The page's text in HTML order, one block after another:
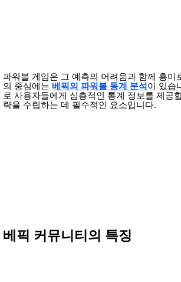
파워볼 게임은 그 예측의 어려움과 함께 흥미
의 중심에는 베픽의 파워볼 통계 분석이 있습
로 사용자들에게 심층적인 통계 정보를 제공
략을 수립하는 데 필수적인 요소입니다.
베픽 커뮤니티의 특징